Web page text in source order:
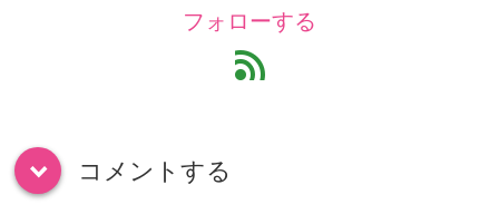
フォローする
feed
down コメントする